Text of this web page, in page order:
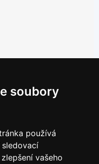
soubory
používá
vašeho
Policy.